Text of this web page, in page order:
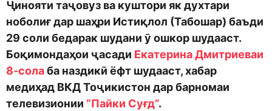
o
g
Ҷинояти таҷовуз ва куштори як духтари
ноболиғ дар шаҳри Истиқлол (Табошар) баъди
29 соли бедарак шудани ӯ ошкор шудааст.
Боқимондаҳои ҷасади Екатерина Дмитриеваи
8-солаба наздикӣ ёфт шудааст, хабар
медиҳад ВКД Тоҷикистон дар барномаи
телевизионии “Пайки Суғд”.